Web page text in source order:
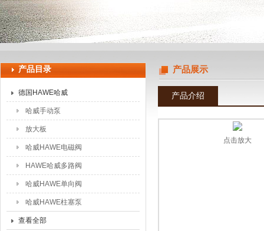
上海申思特自动化设备有限公司
产品目录
德国HAWE哈威
哈威手动泵
放大板
哈威HAWE电磁阀
HAWE哈威多路阀
哈威HAWE单向阀
哈威HAWE柱塞泵
查看全部
产品展示
产品介绍
点击放大